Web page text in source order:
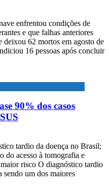
enfrentou condições de
e que falhas anteriores
deixou 62 mortos em agosto de
16 pessoas após concluir
90% dos casos
tardio da doença no Brasil;
do acesso à tomografia e
risco O diagnóstico tardio
sendo um dos maiores